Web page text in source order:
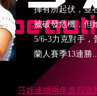
揮有所起伏，並
被破發危機，但
5/6-3力克對手，
蘭人賽季13連勝
莎娃連續兩年進四強